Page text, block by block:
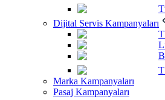
Dijital Servis Kampanyaları
Marka Kampanyaları
Pasaj Kampanyaları